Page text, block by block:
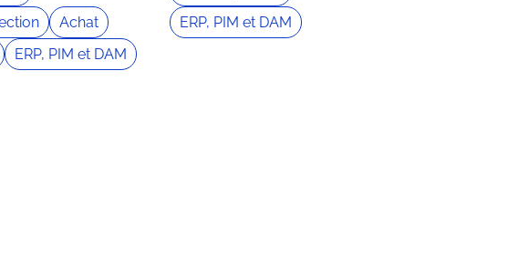
Achat
ERP, PIM et DAM
ERP, PIM et DAM